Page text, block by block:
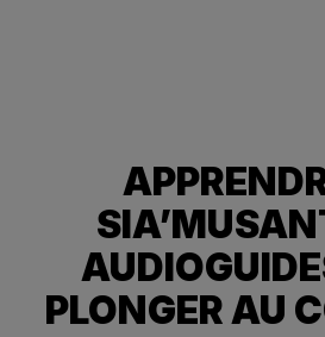
PLONGER AU